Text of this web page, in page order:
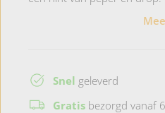
goede structuur, rijk van
de tannines. Sluit af met
Snel geleverd
Gratis bezorgd vanaf